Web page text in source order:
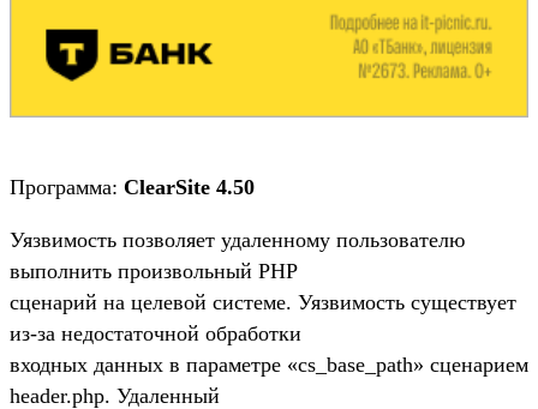
Программа: ClearSite 4.50
Уязвимость позволяет удаленному пользователю
выполнить произвольный PHP
сценарий на целевой системе. Уязвимость существует
из-за недостаточной обработки
входных данных в параметре «cs_base_path» сценарием
header.php. Удаленный